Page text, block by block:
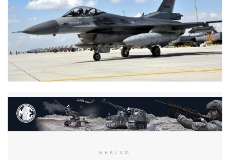
REKLAM